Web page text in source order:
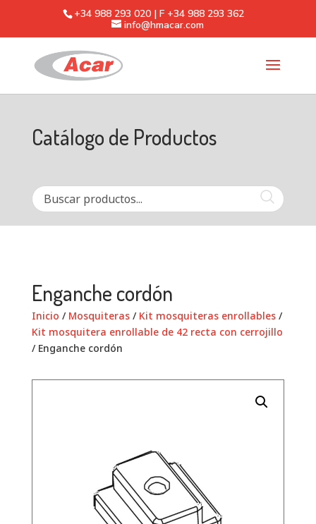
+34 988 293 020 | F +34 988 293 362
info@hmacar.com
Catálogo de Productos
Enganche cordón
Inicio / Mosquiteras/ Kit mosquiteras enrollables/
Kit mosquitera enrollable de 42 recta con cerrojillo
/ Enganche cordón